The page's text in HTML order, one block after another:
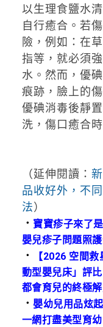
以生理食鹽水
自行癒合。若
險，例如：在
指等，就必須
水。然而，優
痕跡，臉上的
優碘消毒後靜
洗，傷口癒合
（延伸閱讀：
品收好外，不
法）
． 寶寶疹子來了
嬰兒疹子問題照
．
【2026 空間
動型嬰兒床」評
都會育兒的終極
．嬰幼兒用品炫
一網打盡美型育幼